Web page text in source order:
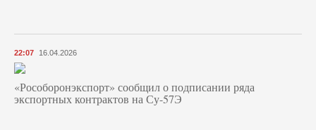
22:07 16.04.2026
«Рособоронэкспорт» сообщил о подписании ряда
экспортных контрактов на Су-57Э